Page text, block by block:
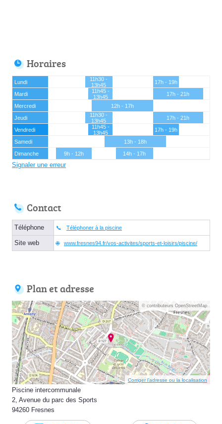
Horaires
Lundi
11h30 -
13h45
17h - 19h
Mardi
11h45 -
13h45
17h - 21h
Mercredi
12h - 17h
Jeudi
11h30 -
13h45
17h - 21h
Vendredi
11h45 -
13h45
17h - 19h
Samedi
13h - 18h
Dimanche
9h - 12h 14h - 17h
Signaler une erreur
Contact
Téléphone Téléphoner à la piscine
Site web www.fresnes94.fr/vos-activites/sports-et-loisirs/piscine/
Plan et adresse
© contributeurs OpenStreetMap
Corriger l’adresse ou la localisation
Piscine intercommunale
2, Avenue du parc des Sports
94260 Fresnes